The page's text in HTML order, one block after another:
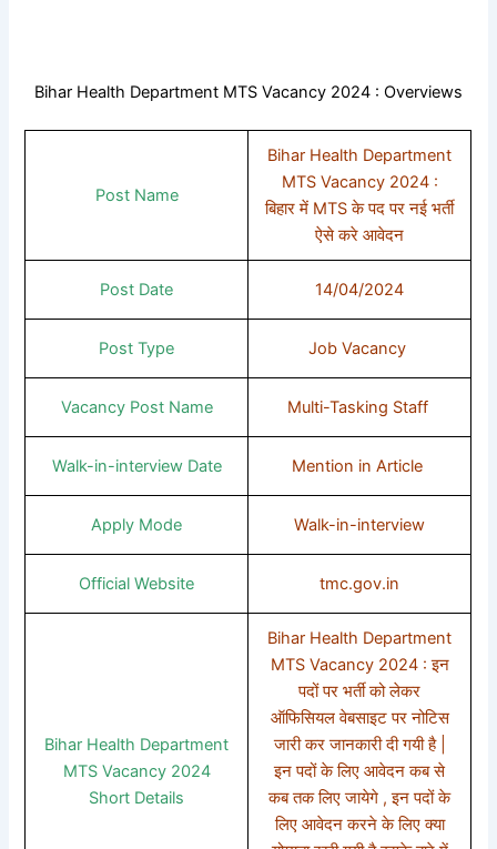
Bihar Health Department MTS Vacancy 2024 : Overviews
Post Name
Bihar Health Department
MTS Vacancy 2024 :
बिहार में MTS के पद पर नई भर्ती
ऐसे करे आवेदन
Post Date 14/04/2024
Post Type Job Vacancy
Vacancy Post Name Multi-Tasking Staff
Walk-in-interview Date Mention in Article
Apply Mode Walk-in-interview
Official Website tmc.gov.in
Bihar Health Department
MTS Vacancy 2024
Short Details
Bihar Health Department
MTS Vacancy 2024 : इन
पदों पर भर्ती को लेकर
ऑफिसियल वेबसाइट पर नोटिस
जारी कर जानकारी दी गयी है |
इन पदों के लिए आवेदन कब से
कब तक लिए जायेगे , इन पदों के
लिए आवेदन करने के लिए क्या